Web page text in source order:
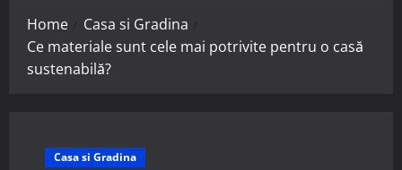
Home
Casa si Gradina
Ce materiale sunt cele mai potrivite pentru o casă
sustenabilă?
Casa si Gradina